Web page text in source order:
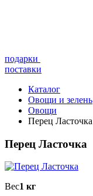
подарки
поставки
Каталог
Овощи и зелень
Овощи
Перец Ласточка
Перец Ласточка
Вес1 кг